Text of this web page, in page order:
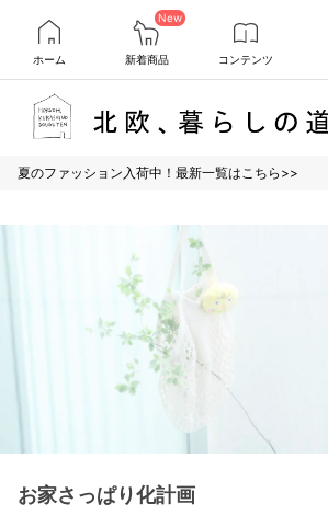
ホーム
New
新着商品 コンテンツ
夏のファッション入荷中！最新一覧はこちら>>
お家さっぱり化計画